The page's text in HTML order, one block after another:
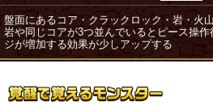
盤面にあるコア・クラックロック・岩・火
岩や同じコアが3つ並んでいるとピース操
ジが増加する効果が少しアップする